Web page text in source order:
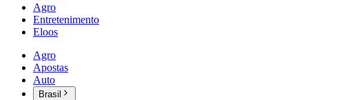
Agro
Entretenimento
Eloos
Agro
Apostas
Auto
Brasil